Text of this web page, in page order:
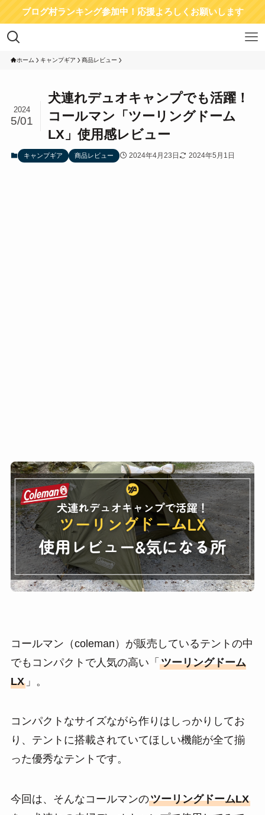
ブログ村ランキング参加中！応援よろしくお願いします
ホーム キャンプギア 商品レビュー
犬連れデュオキャンプでも活躍！
コールマン「ツーリングドーム
LX」使用感レビュー
2024
5/01
キャンプギア 商品レビュー 2024年4月23日 2024年5月1日
コールマン（coleman）が販売しているテントの中
でもコンパクトで人気の高い「 ツーリングドーム
LX」。
コンパクトなサイズながら作りはしっかりしてお
り、テントに搭載されていてほしい機能が全て揃
った優秀なテントです。
今回は、そんなコールマンのツーリングドームLX